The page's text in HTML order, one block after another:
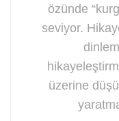
özünde
seviyor.
üzerine